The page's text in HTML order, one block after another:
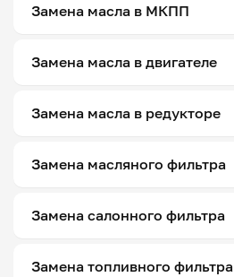
Замена масла в МКПП
Замена масла в двигателе
Замена масла в редукторе
Замена масляного фильтра
Замена салонного фильтра
Замена топливного фильтра